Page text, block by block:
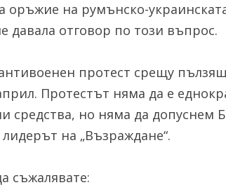
на румънско-
отговор по този въпрос.
протест срещу
Протестът няма да е
средства, но няма да допуснем
на „Възраждане“.
съжалявате: